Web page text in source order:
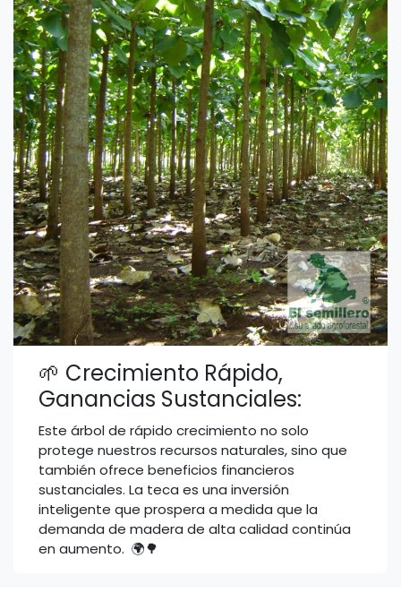
🌱 Crecimiento Rápido,
Ganancias Sustanciales:
Este árbol de rápido crecimiento no solo
protege nuestros recursos naturales, sino que
también ofrece beneficios financieros
sustanciales. La teca es una inversión
inteligente que prospera a medida que la
demanda de madera de alta calidad continúa
en aumento. 🌍🌳